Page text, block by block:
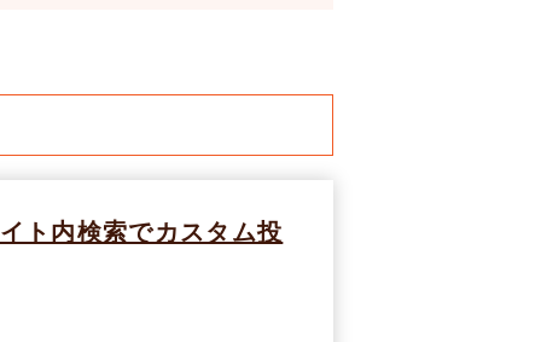
ト内検索でカスタム投